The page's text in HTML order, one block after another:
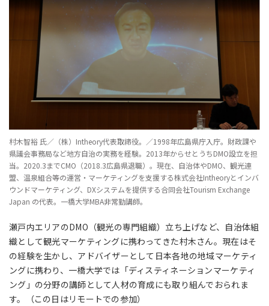
村木智裕 氏／（株）Intheory代表取締役。／1998年広島県庁入庁。財政課や
県議会事務局など地方自治の実務を経験。2013年からせとうちDMO設立を担
当。2020.3までCMO（2018.3広島県退職）。現在、自治体やDMO、観光連
盟、温泉組合等の運営・マーケティングを支援する株式会社Intheoryとインバ
ウンドマーケティング、DXシステムを提供する合同会社Tourism Exchange
Japan の代表。一橋大学MBA非常勤講師。
瀬戸内エリアのDMO（観光の専門組織）立ち上げなど、自治体組
織として観光マーケティングに携わってきた村木さん。現在はそ
の経験を生かし、アドバイザーとして日本各地の地域マーケティ
ングに携わり、一橋大学では「ディスティネーションマーケティ
ング」の分野の講師として人材の育成にも取り組んでおられま
す。（この日はリモートでの参加）